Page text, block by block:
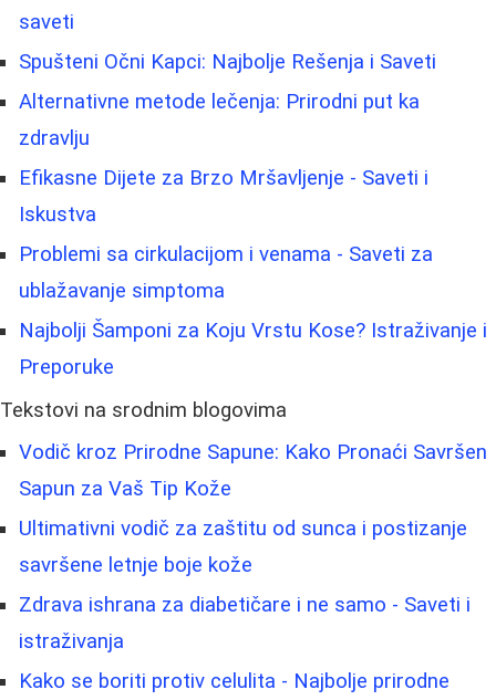
saveti
Spušteni Očni Kapci: Najbolje Rešenja i Saveti
Alternativne metode lečenja: Prirodni put ka
zdravlju
Efikasne Dijete za Brzo Mršavljenje - Saveti i
Iskustva
Problemi sa cirkulacijom i venama - Saveti za
ublažavanje simptoma
Najbolji Šamponi za Koju Vrstu Kose? Istraživanje i
Preporuke
Tekstovi na srodnim blogovima
Vodič kroz Prirodne Sapune: Kako Pronaći Savršen
Sapun za Vaš Tip Kože
Ultimativni vodič za zaštitu od sunca i postizanje
savršene letnje boje kože
Zdrava ishrana za diabetičare i ne samo - Saveti i
istraživanja
Kako se boriti protiv celulita - Najbolje prirodne